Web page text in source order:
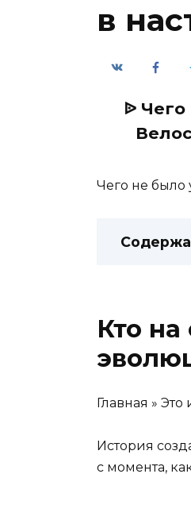
в
ᐉ
Чего не было
Кто
Главная »
История
с момента,